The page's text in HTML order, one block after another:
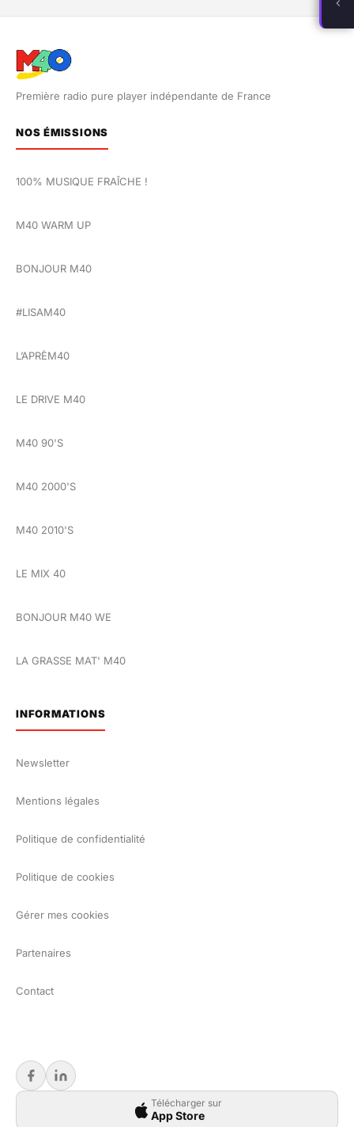
Première radio pure player indépendante de France
NOS ÉMISSIONS
100% MUSIQUE FRAÎCHE !
M40 WARM UP
BONJOUR M40
#LISAM40
L’APRÈM40
LE DRIVE M40
M40 90'S
M40 2000'S
M40 2010'S
LE MIX 40
BONJOUR M40 WE
LA GRASSE MAT' M40
INFORMATIONS
Newsletter
Mentions légales
Politique de confidentialité
Politique de cookies
Gérer mes cookies
Partenaires
Contact
Télécharger sur
App Store